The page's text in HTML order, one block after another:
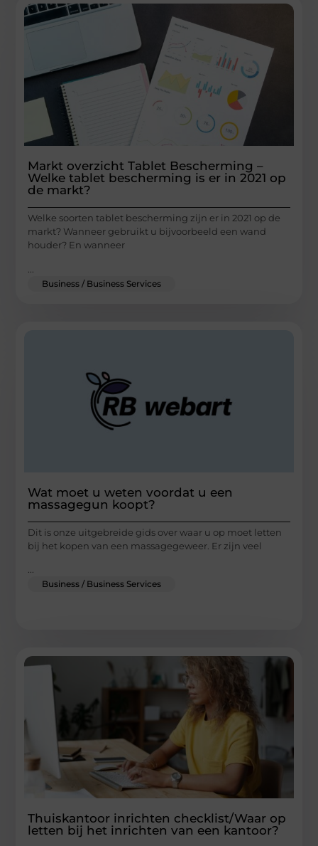
Markt overzicht Tablet Bescherming –
Welke tablet bescherming is er in 2021 op
de markt?
Welke soorten tablet bescherming zijn er in 2021 op de
markt? Wanneer gebruikt u bijvoorbeeld een wand
houder? En wanneer
Business / Business Services
Wat moet u weten voordat u een
massagegun koopt?
Dit is onze uitgebreide gids over waar u op moet letten
bij het kopen van een massagegeweer. Er zijn veel
Business / Business Services
Thuiskantoor inrichten checklist/Waar op
letten bij het inrichten van een kantoor?